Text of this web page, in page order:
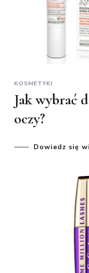
KOSMETYKI
Jak wybrać
oczy?
Dowiedz się